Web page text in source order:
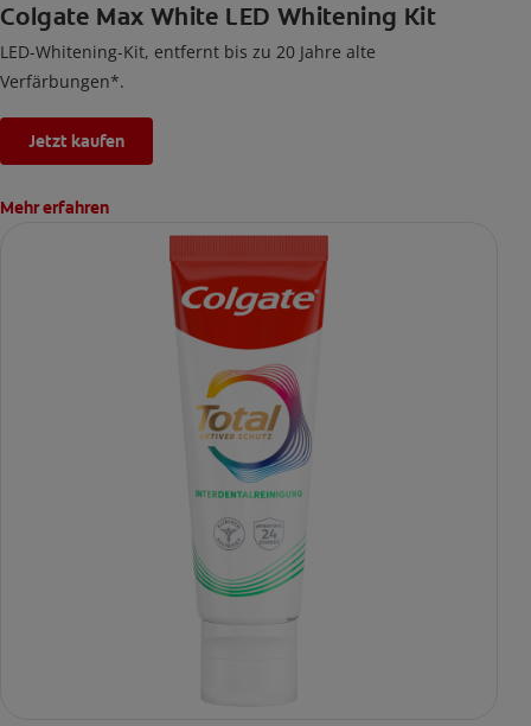
Colgate Max White LED Whitening Kit
LED-Whitening-Kit, entfernt bis zu 20 Jahre alte
Verfärbungen*.
Jetzt kaufen
Mehr erfahren